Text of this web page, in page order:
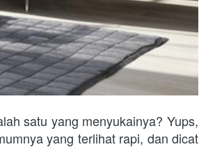
satu yang menyukainya? Yups,
yang terlihat rapi, dan dicat